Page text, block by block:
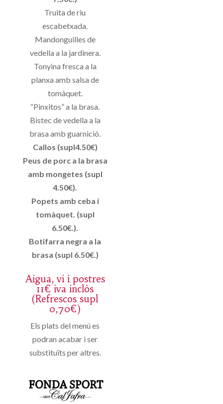
Truita de riu
escabetxada.
Mandonguilles de
vedella a la jardinera.
Tonyina fresca a la
planxa amb salsa de
tomàquet.
“Pinxitos” a la brasa.
Bistec de vedella a la
brasa amb guarnició.
Callos (supl4.50€)
Peus de porc a la brasa
amb mongetes (supl
4.50€).
Popets amb ceba i
tomàquet. (supl
6.50€.).
Botifarra negra a la
brasa (supl 6.50€.)
Aigua, vi i postres
11€ iva inclòs
(Refrescos supl
0,70€)
Els plats del menú es
podran acabar i ser
substituïts per altres.